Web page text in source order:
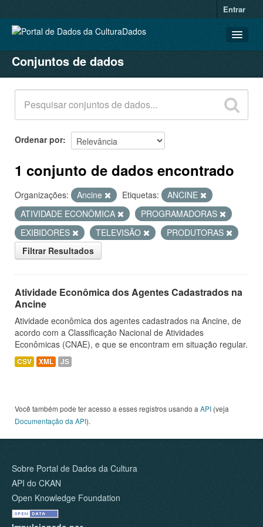
Entrar
CONJUNTOS DE DADOS
ORGANIZAÇÕES
GRUPOS
SOBRE
Conjuntos de dados
Ordenar por
1 conjunto de dados encontrado
Organizações: Ancine Etiquetas:
ANCINE
ATIVIDADE ECONÔMICA
PROGRAMADORAS
EXIBIDORES
TELEVISÃO
PRODUTORAS
Filtrar Resultados
Atividade Econômica dos Agentes Cadastrados na
Ancine
Atividade econômica dos agentes cadastrados na Ancine, de
acordo com a Classificação Nacional de Atividades
Econômicas (CNAE), e que se encontram em situação regular.
CSV XML JS
Você também pode ter acesso a esses registros usando a API (veja
Documentação da API).
Sobre Portal de Dados da Cultura
API do CKAN
Open Knowledge Foundation